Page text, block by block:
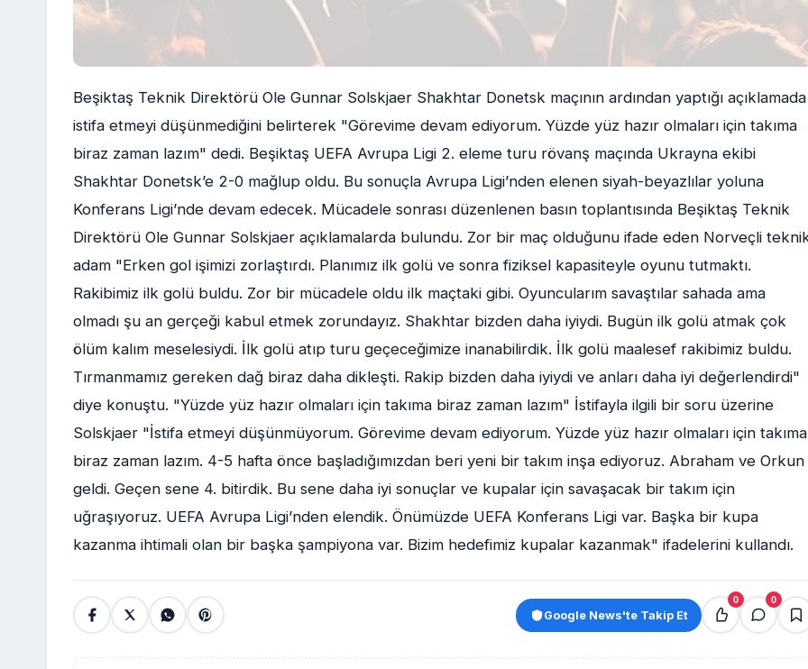
Beşiktaş Teknik Direktörü Ole Gunnar Solskjaer Shakhtar Donetsk maçının ardından yaptığı açıklamada
istifa etmeyi düşünmediğini belirterek "Görevime devam ediyorum. Yüzde yüz hazır olmaları için takıma
biraz zaman lazım" dedi. Beşiktaş UEFA Avrupa Ligi 2. eleme turu rövanş maçında Ukrayna ekibi
Shakhtar Donetsk’e 2-0 mağlup oldu. Bu sonuçla Avrupa Ligi’nden elenen siyah-beyazlılar yoluna
Konferans Ligi’nde devam edecek. Mücadele sonrası düzenlenen basın toplantısında Beşiktaş Teknik
Direktörü Ole Gunnar Solskjaer açıklamalarda bulundu. Zor bir maç olduğunu ifade eden Norveçli
adam "Erken gol işimizi zorlaştırdı. Planımız ilk golü ve sonra fiziksel kapasiteyle oyunu tutmaktı.
Rakibimiz ilk golü buldu. Zor bir mücadele oldu ilk maçtaki gibi. Oyuncularım savaştılar sahada ama
olmadı şu an gerçeği kabul etmek zorundayız. Shakhtar bizden daha iyiydi. Bugün ilk golü atmak çok
ölüm kalım meselesiydi. İlk golü atıp turu geçeceğimize inanabilirdik. İlk golü maalesef rakibimiz buldu.
Tırmanmamız gereken dağ biraz daha dikleşti. Rakip bizden daha iyiydi ve anları daha iyi değerlendirdi"
diye konuştu. "Yüzde yüz hazır olmaları için takıma biraz zaman lazım" İstifayla ilgili bir soru üzerine
Solskjaer "İstifa etmeyi düşünmüyorum. Görevime devam ediyorum. Yüzde yüz hazır olmaları için takıma
biraz zaman lazım. 4-5 hafta önce başladığımızdan beri yeni bir takım inşa ediyoruz. Abraham ve Orkun
geldi. Geçen sene 4. bitirdik. Bu sene daha iyi sonuçlar ve kupalar için savaşacak bir takım için
uğraşıyoruz. UEFA Avrupa Ligi’nden elendik. Önümüzde UEFA Konferans Ligi var. Başka bir kupa
kazanma ihtimali olan bir başka şampiyona var. Bizim hedefimiz kupalar kazanmak" ifadelerini kullandı.
Google News'te Takip Et
0 0